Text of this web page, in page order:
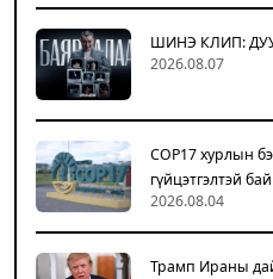
ШИНЭ КЛИП:
2026.08.07
COP17 хурлын
гүйцэтгэлтэй
2026.08.04
Трамп Ираны